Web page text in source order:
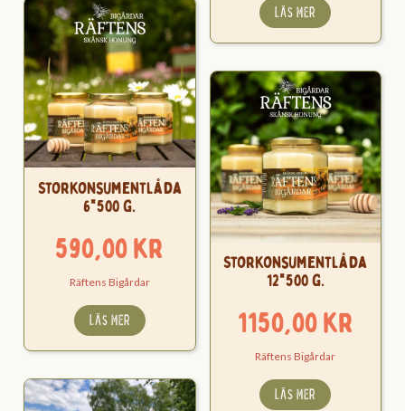
LÄS MER
Storkonsumentlåda
6*500 g.
590,00kr
Räftens Bigårdar
LÄS MER
Storkonsumentlåda
12*500 g.
1150,00kr
Räftens Bigårdar
LÄS MER